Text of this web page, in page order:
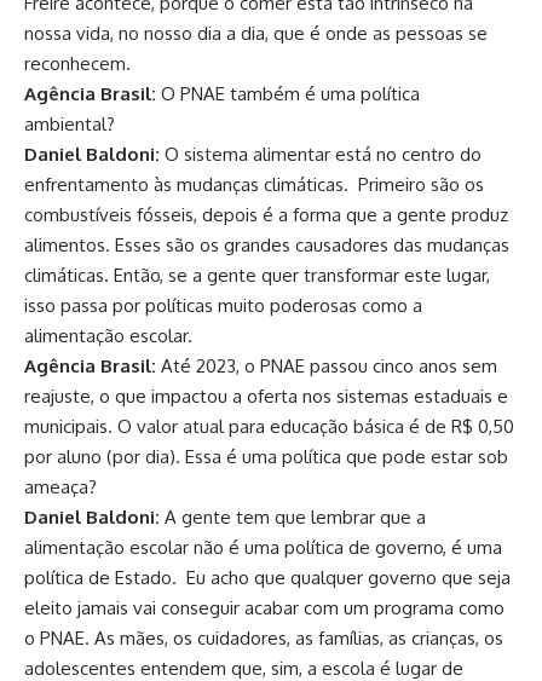
nossa vida, no nosso dia a dia, que é onde as pessoas se
reconhecem.
Agência Brasil: O PNAE também é uma política
ambiental?
Daniel Baldoni: O sistema alimentar está no centro do
enfrentamento às mudanças climáticas. Primeiro são os
combustíveis fósseis, depois é a forma que a gente produz
alimentos. Esses são os grandes causadores das mudanças
climáticas. Então, se a gente quer transformar este lugar,
isso passa por políticas muito poderosas como a
alimentação escolar.
Agência Brasil: Até 2023, o PNAE passou cinco anos sem
reajuste, o que impactou a oferta nos sistemas estaduais e
municipais. O valor atual para educação básica é de R$ 0,50
por aluno (por dia). Essa é uma política que pode estar sob
ameaça?
Daniel Baldoni: A gente tem que lembrar que a
alimentação escolar não é uma política de governo, é uma
política de Estado. Eu acho que qualquer governo que seja
eleito jamais vai conseguir acabar com um programa como
o PNAE. As mães, os cuidadores, as famílias, as crianças, os
adolescentes entendem que, sim, a escola é lugar de